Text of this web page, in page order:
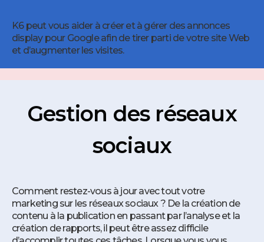
K6 peut vous aider à créer et à gérer des annonces
display pour Google afin de tirer parti de votre site Web
et d’augmenter les visites.
Gestion des réseaux
sociaux
Comment restez-vous à jour avec tout votre
marketing sur les réseaux sociaux ? De la création de
contenu à la publication en passant par l’analyse et la
création de rapports, il peut être assez difficile